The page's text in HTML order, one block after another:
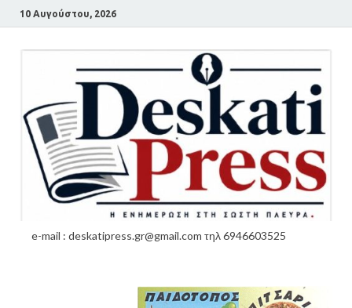
10 Αυγούστου, 2026
e-mail : deskatipress.gr@gmail.com τηλ 6946603525